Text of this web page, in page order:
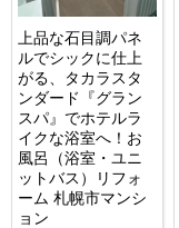
上品な石目調パネ
ルでシックに仕上
がる、タカラスタ
ンダード『グラン
スパ』でホテルラ
イクな浴室へ！お
風呂（浴室・ユニ
ットバス）リフォ
ーム 札幌市マンシ
ョン